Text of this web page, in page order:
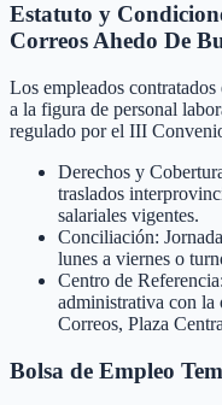
Estatuto y
Correos Ahedo De
Los empleados
a la figura de personal
regulado por el III
Derechos y
traslados
salariales vigentes.
Conciliación:
lunes a viernes o
Centro de
administrativa con
Correos, Plaza
Bolsa de Empleo